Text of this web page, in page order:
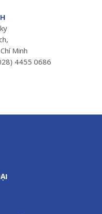
Minh
4455 0686